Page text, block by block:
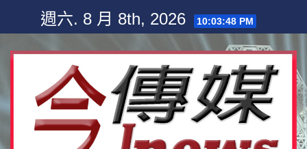
content
週六. 8 月 8th, 2026 10:03:50 PM